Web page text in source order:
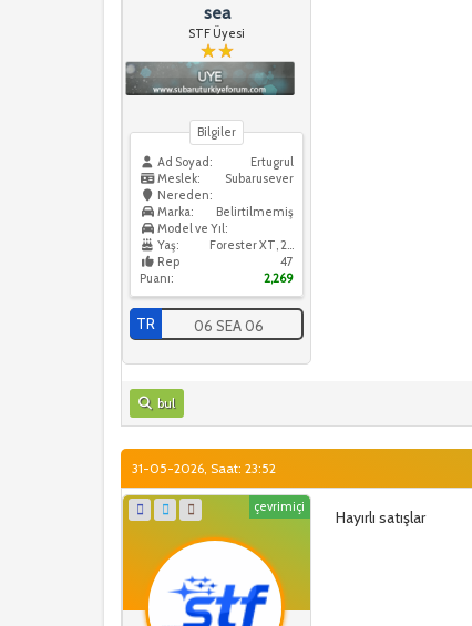
sea
STF Üyesi
Bilgiler
Ad Soyad:
Ertugrul
Meslek:
Subarusever
Nereden:
Belirtilmemiş
Marka:
Model ve Yıl:
Forester XT, 2005
Yaş:
47
Rep
Puanı:
2,269
TR 06 SEA 06
bul
31-05-2026, Saat: 23:52
çevrimiçi
Hayırlı satışlar